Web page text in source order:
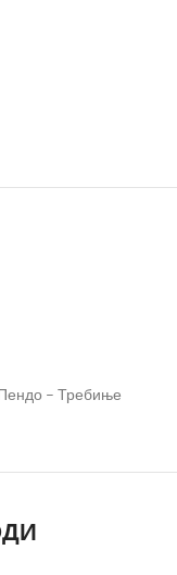
– Требиње